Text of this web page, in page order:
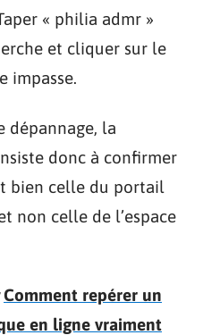
« philia admr »
et cliquer sur le
impasse.
dépannage, la
donc à confirmer
bien celle du portail
non celle de l’espace
Comment repérer un
en ligne vraiment